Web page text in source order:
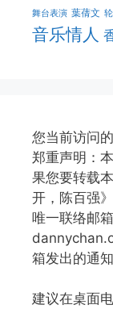
舞台表演 葉蒨文
音乐情人
您当前访问
郑重声明：
果您要转载
开，陈百强》
唯一联络邮箱
箱发出的通知
建议在桌面